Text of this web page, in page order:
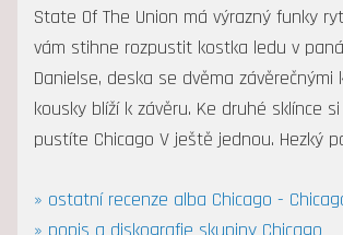
State Of The Union má výrazný funky
vám stihne rozpustit kostka ledu v
Danielse, deska se dvěma závěrečnými
kousky blíží k závěru. Ke druhé sklínce
pustíte Chicago V ještě jednou. Hezký
» ostatní recenze alba Chicago -